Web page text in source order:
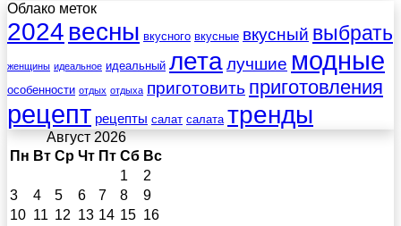
Облако меток
2024 весны вкусного вкусные вкусный выбрать
женщины идеальное идеальный леталучшие модные
особенности отдых отдыха приготовить приготовления
рецепт рецепты салат салата тренды
Август 2026
Пн Вт Ср Чт Пт Сб Вс
1
2
3
4 5 6 7 8
9
10 11 12 13 14 15 16